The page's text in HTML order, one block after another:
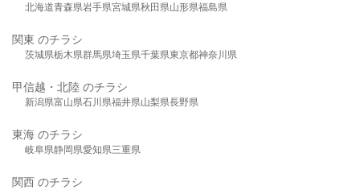
北海道青森県岩手県宮城県秋田県山形県福島県
関東 のチラシ
茨城県栃木県群馬県埼玉県千葉県東京都神奈川県
甲信越・北陸 のチラシ
新潟県富山県石川県福井県山梨県長野県
東海 のチラシ
岐阜県静岡県愛知県三重県
関西 のチラシ